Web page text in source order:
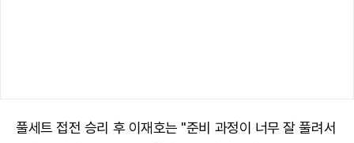
풀세트 접전 승리 후 이재호는 "준비 과정이 너무 잘 풀려서